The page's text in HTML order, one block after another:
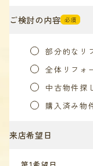
ご検討の内容 必須
部分的なリ
全体リフォ
中古物件探
購入済み物
来店希望日